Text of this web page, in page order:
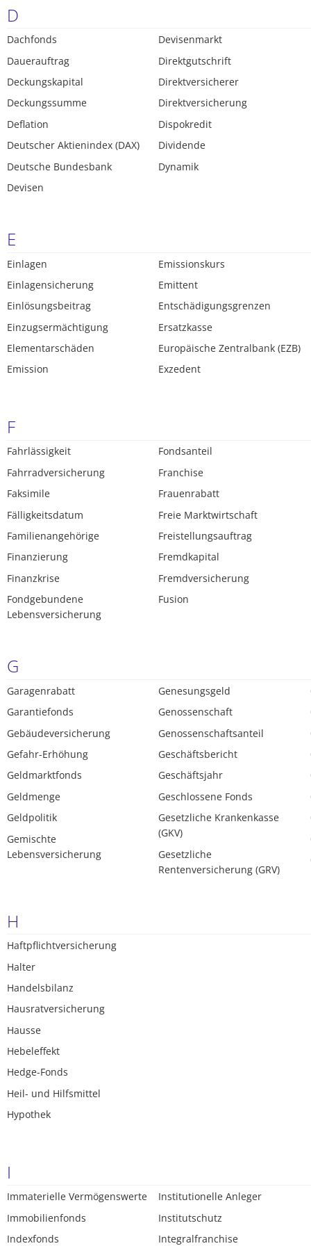
D
Dachfonds
Dauerauftrag
Deckungskapital
Deckungssumme
Deflation
Deutscher Aktienindex (DAX)
Deutsche Bundesbank
Devisen
Devisenmarkt
Direktgutschrift
Direktversicherer
Direktversicherung
Dispokredit
Dividende
Dynamik
E
Einlagen
Einlagensicherung
Einlösungsbeitrag
Einzugsermächtigung
Elementarschäden
Emission
Emissionskurs
Emittent
Entschädigungsgrenzen
Ersatzkasse
Europäische Zentralbank (EZB)
Exzedent
F
Fahrlässigkeit
Fahrradversicherung
Faksimile
Fälligkeitsdatum
Familienangehörige
Finanzierung
Finanzkrise
Fondgebundene
Lebensversicherung
Fondsanteil
Franchise
Frauenrabatt
Freie Marktwirtschaft
Freistellungsauftrag
Fremdkapital
Fremdversicherung
Fusion
G
Garagenrabatt
Garantiefonds
Gebäudeversicherung
Gefahr-Erhöhung
Geldmarktfonds
Geldmenge
Geldpolitik
Gemischte
Lebensversicherung
Genesungsgeld
Genossenschaft
Genossenschaftsanteil
Geschäftsbericht
Geschäftsjahr
Geschlossene Fonds
Gesetzliche Krankenkasse
(GKV)
Gesetzliche
Rentenversicherung (GRV)
H
Haftpflichtversicherung
Halter
Handelsbilanz
Hausratversicherung
Hausse
Hebeleffekt
Hedge-Fonds
Heil- und Hilfsmittel
Hypothek
I
Immaterielle Vermögenswerte
Immobilienfonds
Indexfonds
Institutionelle Anleger
Institutschutz
Integralfranchise